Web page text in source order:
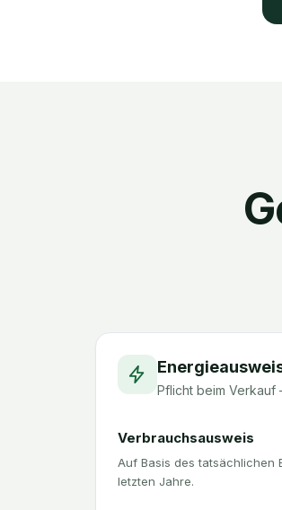
Pflicht beim Verkauf
Verbrauchsausweis
Auf Basis des tatsächlichen
letzten Jahre.